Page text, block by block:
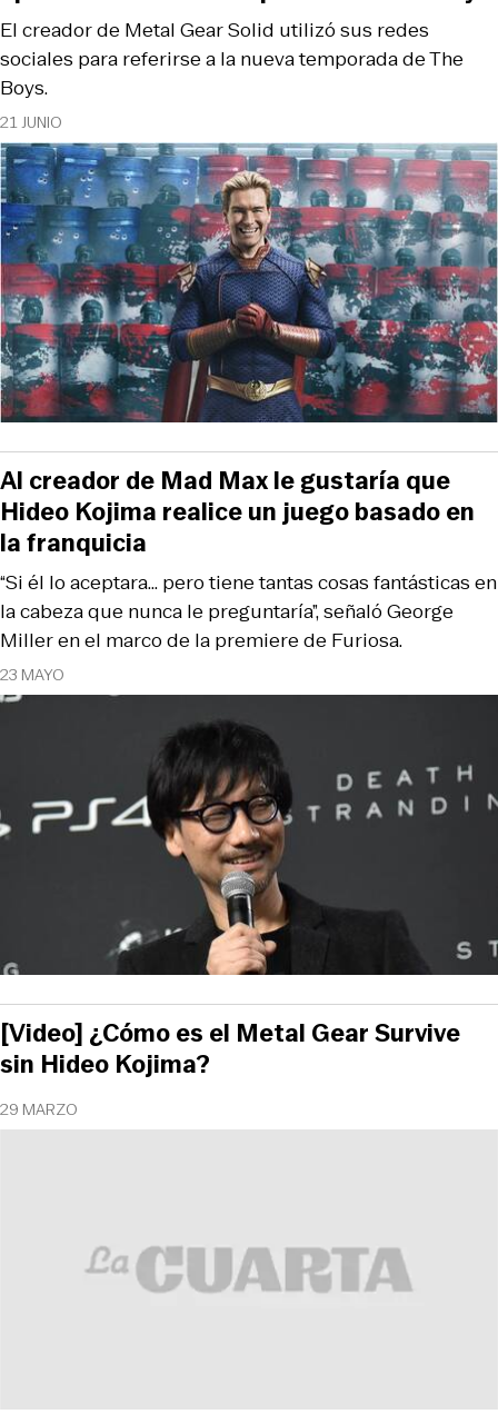
21 JUNIO
El creador de Metal Gear Solid utilizó sus redes
sociales para referirse a la nueva temporada de The
Boys.
23 MAYO
“Si él lo aceptara... pero tiene tantas cosas fantásticas en
la cabeza que nunca le preguntaría”, señaló George
Miller en el marco de la premiere de Furiosa.
Al creador de Mad Max le gustaría que
Hideo Kojima realice un juego basado en
la franquicia
29 MARZO
[Video] ¿Cómo es el Metal Gear Survive
sin Hideo Kojima?